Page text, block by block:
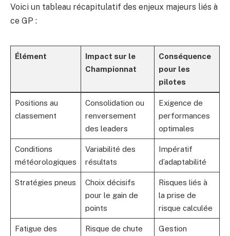
Voici un tableau récapitulatif des enjeux majeurs liés à
ce GP :
Élément
Impact sur le
Championnat
Conséquence
pour les
pilotes
Positions au
classement
Consolidation ou
renversement
des leaders
Exigence de
performances
optimales
Conditions
météorologiques
Variabilité des
résultats
Impératif
d’adaptabilité
Stratégies pneus
Choix décisifs
pour le gain de
points
Risques liés à
la prise de
risque calculée
Fatigue des
Risque de chute
Gestion